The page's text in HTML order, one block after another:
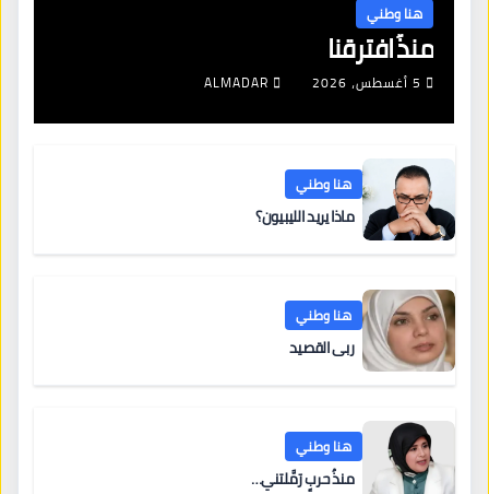
هنا وطني
منذُ افترقنا
5 أغسطس، 2026 ALMADAR
هنا وطني
ماذا يريد الليبيون؟
هنا وطني
ربى القصيد
هنا وطني
منذُ حربٍ رَمَّلتني…